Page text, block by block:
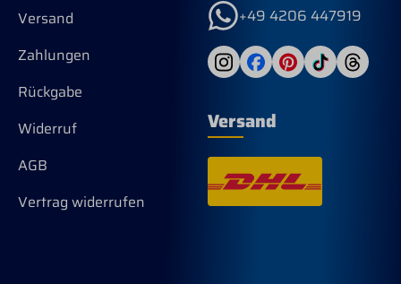
Versand
Zahlungen
Rückgabe
Widerruf
AGB
Vertrag widerrufen
+49 4206 447919
Versand